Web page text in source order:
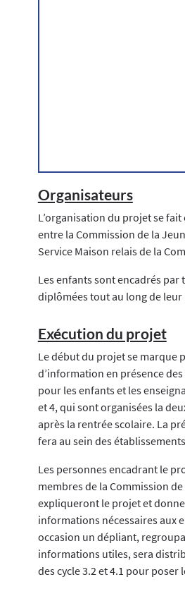
Organisateurs
L’organisation du projet se
entre la Commission de la
Service Maison relais de la
Les enfants sont encadrés par
diplômées tout au long de leur
Exécution du projet
Le début du projet se marque
d’information en présence
pour les enfants et les
et 4, qui sont organisées la
après la rentrée scolaire. La
fera au sein des
Les personnes encadrant le
membres de la Commission
expliqueront le projet et
informations nécessaires aux
occasion un dépliant,
informations utiles, sera
des cycle 3.2 et 4.1 pour